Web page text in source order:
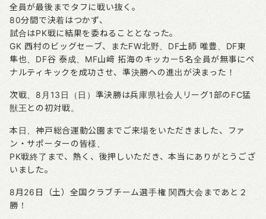
全員が最後までタフに戦い抜く。
80分間で決着はつかず、
試合はPK戦に結果を委ねることとなった。
GK 西村のビッグセーブ、またFW北野、DF土師 唯豊、DF東
隼也、DF谷 泰成、MF山﨑 拓海のキッカー5名全員が無事にペ
ナルティキックを成功させ、準決勝への進出が決まった！
次戦、8月13日（日）準決勝は兵庫県社会人リーグ1部のFC猛
獣王との初対戦。
本日、神戸総合運動公園までご来場をいただきました、ファ
ン・サポーターの皆様、
PK戦終了まで、熱く、後押しいただき、本当にありがとうござ
いました。
8月26日（土）全国クラブチーム選手権 関西大会まであと２
勝！